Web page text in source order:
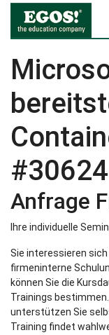
#30624
Anfrage
Ihre individuelle
Sie interessieren
firmeninterne
können Sie die
Trainings
unterstützen Sie
Training findet